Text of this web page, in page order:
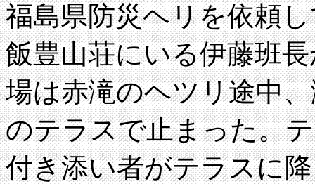
福島県防災ヘリを依頼
飯豊山荘にいる伊藤班
場は赤滝のヘツリ途中
のテラスで止まった。
付き添い者がテラスに